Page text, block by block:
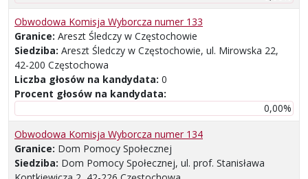
Obwodowa Komisja Wyborcza numer 133
Granice: Areszt Śledczy w Częstochowie
Siedziba: Areszt Śledczy w Częstochowie, ul. Mirowska 22,
42-200 Częstochowa
Liczba głosów na kandydata: 0
Procent głosów na kandydata:
0,00%
Obwodowa Komisja Wyborcza numer 134
Granice: Dom Pomocy Społecznej
Siedziba: Dom Pomocy Społecznej, ul. prof. Stanisława